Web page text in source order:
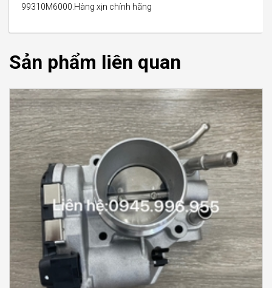
99310M6000.Hàng xịn chính hãng
Sản phẩm liên quan